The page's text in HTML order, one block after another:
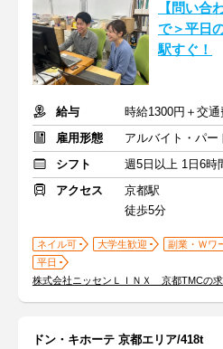
【問い合
で＞平日
駅すぐ！
給与
時給1300円＋交通
雇用形態
アルバイト・パー
シフト
週5日以上 1日6時
アクセス
京都駅
徒歩5分
ネイル可 大学生歓迎 副業・Ｗワ
平日
株式会社ニッセンＬＩＮＸ 京都TMCの
ドン・キホーテ 京都エリア/418t